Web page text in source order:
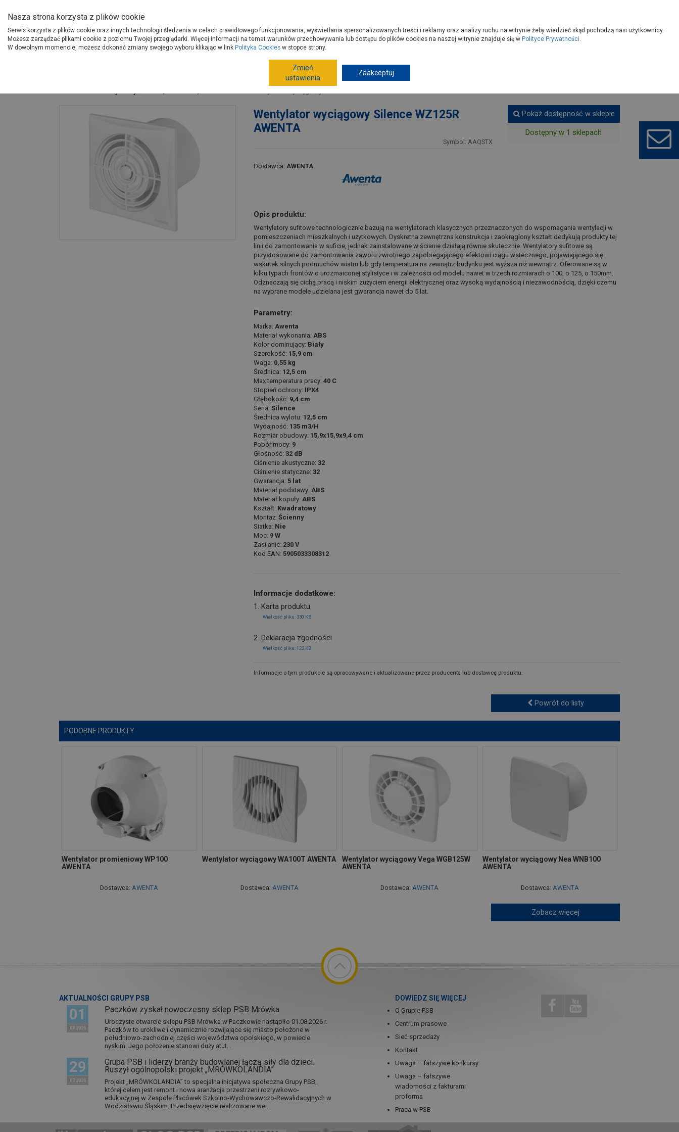
Produkty
O Grupie PSB
Gdzie kupisz Porady
Systemy wentylacyjne Systemy kanałów wentylacyjnych
Wentylator wyciągowy Silence WZ125R
AWENTA
Symbol: AAQSTX
Dostawca: AWENTA
Pokaż dostępność w sklepie
Dostępny w 1 sklepach
Opis produktu:
Wentylatory sufitowe technologicznie bazują na wentylatorach klasycznych przeznaczonych do wspomagania wentylacji w
pomieszczeniach mieszkalnych i użytkowych. Dyskretna zewnętrzna konstrukcja i zaokrąglony kształt dedykują produkty tej
linii do zamontowania w suficie, jednak zainstalowane w ścianie działają równie skutecznie. Wentylatory sufitowe są
przystosowane do zamontowania zaworu zwrotnego zapobiegającego efektowi ciągu wstecznego, pojawiającego się
wskutek silnych podmuchów wiatru lub gdy temperatura na zewnątrz budynku jest wyższa niż wewnątrz. Oferowane są w
kilku typach frontów o urozmaiconej stylistyce i w zależności od modelu nawet w trzech rozmiarach o 100, o 125, o 150mm.
Odznaczają się cichą pracą i niskim zużyciem energii elektrycznej oraz wysoką wydajnością i niezawodnością, dzięki czemu
na wybrane modele udzielana jest gwarancja nawet do 5 lat.
Parametry:
Marka: Awenta
Materiał wykonania: ABS
Kolor dominujący: Biały
Szerokość: 15,9 cm
Waga: 0,55 kg
Średnica: 12,5 cm
Max temperatura pracy: 40 C
Stopień ochrony: IPX4
Głębokość: 9,4 cm
Seria: Silence
Średnica wylotu: 12,5 cm
Wydajność: 135 m3/H
Rozmiar obudowy: 15,9x15,9x9,4 cm
Pobór mocy: 9
Głośność: 32 dB
Ciśnienie akustyczne: 32
Ciśnienie statyczne: 32
Gwarancja: 5 lat
Materiał podstawy: ABS
Materiał kopuły: ABS
Kształt: Kwadratowy
Montaż: Ścienny
Siatka: Nie
Moc: 9 W
Zasilanie: 230 V
Kod EAN: 5905033308312
Informacje dodatkowe:
1. Karta produktu
Wielkość pliku: 330 KB
2. Deklaracja zgodności
Wielkość pliku: 123 KB
Informacje o tym produkcie są opracowywane i aktualizowane przez producenta lub dostawcę produktu.
Powrót do listy
PODOBNE PRODUKTY
Wentylator promieniowy WP100
AWENTA
Dostawca:AWENTA
Wentylator wyciągowy WA100T AWENTA
Dostawca: AWENTA
Wentylator wyciągowy Vega WGB125W
AWENTA
Dostawca:AWENTA
Wentylator wyciągowy Nea WNB100
AWENTA
Dostawca: AWENTA
Zobacz więcej
AKTUALNOŚCI GRUPY PSB
01
08 2026
Paczków zyskał nowoczesny sklep PSB Mrówka
Uroczyste otwarcie sklepu PSB Mrówka w Paczkowie nastąpiło 01.08.2026 r.
Paczków to urokliwe i dynamicznie rozwijające się miasto położone w
południowo-zachodniej części województwa opolskiego, w powiecie
nyskim. Jego położenie stanowi duży atut...
29
07 2026
Grupa PSB i liderzy branży budowlanej łączą siły dla dzieci.
Ruszył ogólnopolski projekt „MRÓWKOLANDIA”
Projekt „MRÓWKOLANDIA” to specjalna inicjatywa społeczna Grupy PSB,
której celem jest remont i nowa aranżacja przestrzeni rozrywkowo-
edukacyjnej w Zespole Placówek Szkolno-Wychowawczo-Rewalidacyjnych w
Wodzisławiu Śląskim. Przedsięwzięcie realizowane we...
DOWIEDZ SIĘ WIĘCEJ
O Grupie PSB
Centrum prasowe
Sieć sprzedaży
Kontakt
Uwaga – fałszywe konkursy
Uwaga – fałszywe
wiadomości z fakturami
proforma
Praca w PSB
Nasza strona korzysta z plików cookie
Serwis korzysta z plików cookie oraz innych technologii śledzenia w celach prawidłowego funkcjonowania, wyświetlania spersonalizowanych treści i reklamy oraz analizy ruchu na witrynie żeby wiedzieć skąd pochodzą nasi użytkownicy.
Możesz zarządzać plikami cookie z poziomu Twojej przeglądarki. Więcej informacji na temat warunków przechowywania lub dostępu do plików cookies na naszej witrynie znajduje się w Polityce Prywatności.
W dowolnym momencie, możesz dokonać zmiany swojego wyboru klikając w link Polityka Cookies w stopce strony.
Zmień
ustawienia
Zaakceptuj